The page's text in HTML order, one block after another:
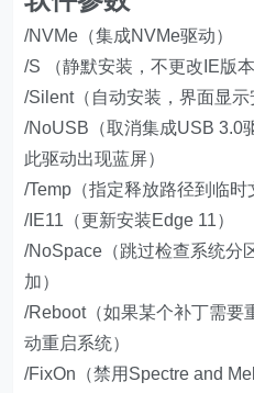
/NVMe（集成NVMe驱动）
/S （静默安装，不更改IE版本
/Silent（自动安装，界面显示
/NoUSB（取消集成USB 3.0
此驱动出现蓝屏）
/Temp（指定释放路径到临时
/IE11（更新安装Edge 11）
/NoSpace（跳过检查系统分
加）
/Reboot（如果某个补丁需要
动重启系统）
/FixOn（禁用Spectre and